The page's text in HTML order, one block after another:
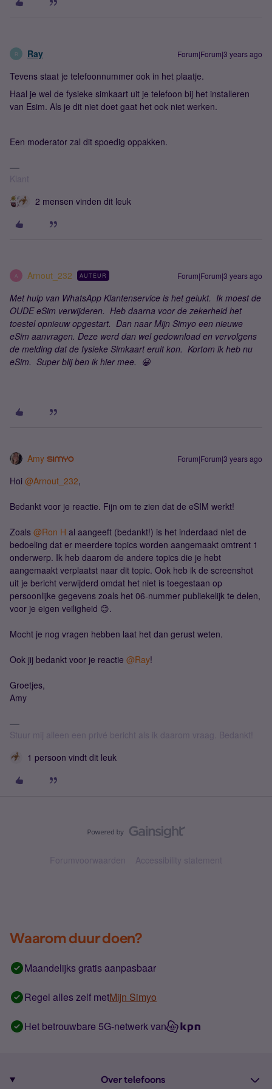
R Ray Forum|Forum|3 years ago
Tevens staat je telefoonnummer ook in het plaatje.
Haal je wel de fysieke simkaart uit je telefoon bij het installeren
van Esim. Als je dit niet doet gaat het ook niet werken.
Een moderator zal dit spoedig oppakken.
Klant
2 mensen vinden dit leuk
A Arnout_232 AUTEUR Forum|Forum|3 years ago
Met hulp van WhatsApp Klantenservice is het gelukt. Ik moest de
OUDE eSim verwijderen. Heb daarna voor de zekerheid het
toestel opnieuw opgestart. Dan naar Mijn Simyo een nieuwe
eSim aanvragen. Deze werd dan wel gedownload en vervolgens
de melding dat de fysieke Simkaart eruit kon. Kortom ik heb nu
eSim. Super blij ben ik hier mee. 😀
Amy Forum|Forum|3 years ago
Hoi @Arnout_232,
Bedankt voor je reactie. Fijn om te zien dat de eSIM werkt!
Zoals @Ron H al aangeeft (bedankt!) is het inderdaad niet de
bedoeling dat er meerdere topics worden aangemaakt omtrent 1
onderwerp. Ik heb daarom de andere topics die je hebt
aangemaakt verplaatst naar dit topic. Ook heb ik de screenshot
uit je bericht verwijderd omdat het niet is toegestaan op
persoonlijke gegevens zoals het 06-nummer publiekelijk te delen,
voor je eigen veiligheid 😊.
Mocht je nog vragen hebben laat het dan gerust weten.
Ook jij bedankt voor je reactie @Ray!
Groetjes,
Amy
Stuur mij alleen een privé bericht als ik daarom vraag. Bedankt!
1 persoon vindt dit leuk
Forumvoorwaarden Accessibility statement
Waarom duur doen?
Maandelijks gratis aanpasbaar
Regel alles zelf metMijn Simyo
Het betrouwbare 5G-netwerk van
Over telefoons